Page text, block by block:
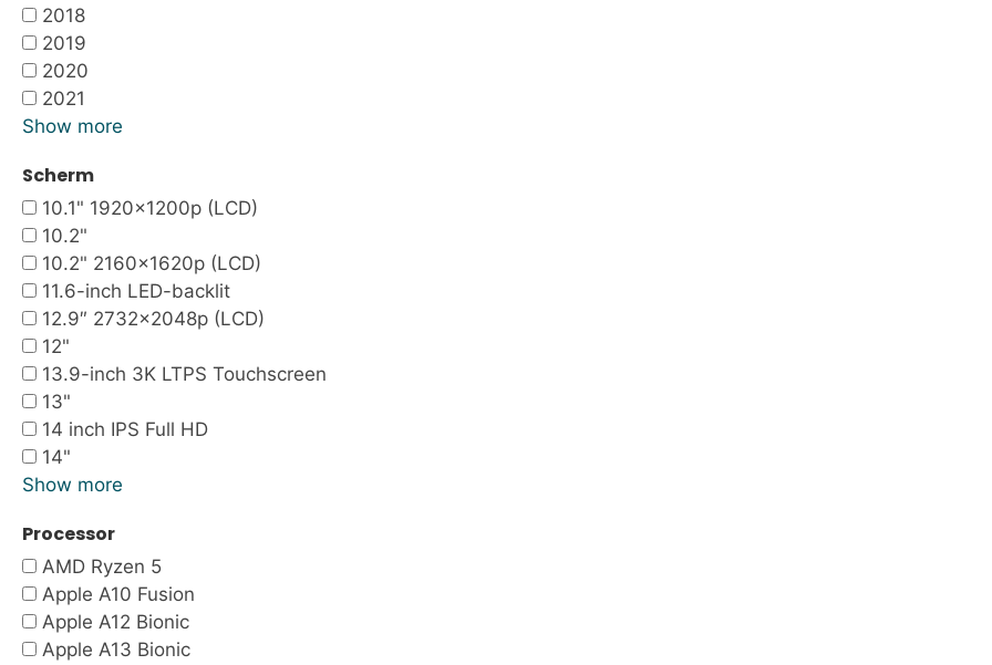
2018
2019
2020
2021
Show more
Scherm
10.1" 1920x1200p (LCD)
10.2"
10.2" 2160x1620p (LCD)
11.6-inch LED-backlit
12.9″ 2732×2048p (LCD)
12"
13.9-inch 3K LTPS Touchscreen
13"
14 inch IPS Full HD
14"
Show more
Processor
AMD Ryzen 5
Apple A10 Fusion
Apple A12 Bionic
Apple A13 Bionic